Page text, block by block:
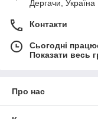
Дергачи, Україна
Контакти
Сьогодні
Показати весь
Про нас